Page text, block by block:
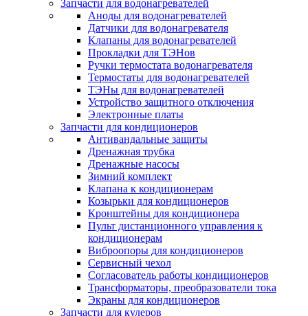
Запчасти для водонагревателей
Аноды для водонагревателей
Датчики для водонагревателя
Клапаны для водонагревателей
Прокладки для ТЭНов
Ручки термостата водонагревателя
Термостаты для водонагревателей
ТЭНы для водонагревателей
Устройство защитного отключения
Электронные платы
Запчасти для кондиционеров
Антивандальные защиты
Дренажная трубка
Дренажные насосы
Зимний комплект
Клапана к кондиционерам
Козырьки для кондиционеров
Кронштейны для кондиционера
Пульт дистанционного управления к
кондиционерам
Виброопоры для кондиционеров
Сервисный чехол
Согласователь работы кондиционеров
Трансформаторы, преобразователи тока
Экраны для кондиционеров
Запчасти для кулеров